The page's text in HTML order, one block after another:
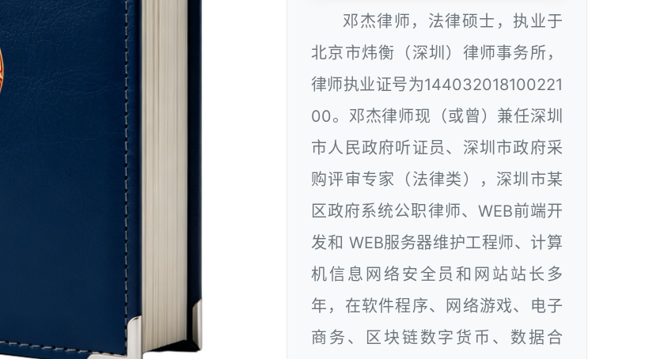
邓杰律师，法律硕士，执业于
北京市炜衡（深圳）律师事务所，
律师执业证号为144032018100221
00。邓杰律师现（或曾）兼任深圳
市人民政府听证员、深圳市政府采
购评审专家（法律类），深圳市某
区政府系统公职律师、WEB前端开
发和 WEB服务器维护工程师、计算
机信息网络安全员和网站站长多
年，在软件程序、网络游戏、电子
商务、区块链数字货币、数据合